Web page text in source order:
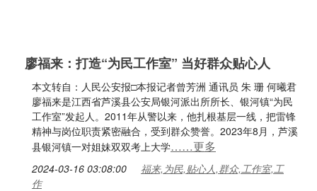
廖福来：打造“为民工作室” 当好群众贴心人
本文转自：人民公安报□本报记者曾芳洲 通讯员 朱 珊 何曦君
廖福来是江西省芦溪县公安局银河派出所所长、银河镇“为民
工作室”发起人。2011年从警以来，他扎根基层一线，把雷锋
精神与岗位职责紧密融合，受到群众赞誉。2023年8月，芦溪
县银河镇一对姐妹双双考上大学……更多
2024-03-16 03:08:00
福来,为民,贴心人,群众,工作室,工
作